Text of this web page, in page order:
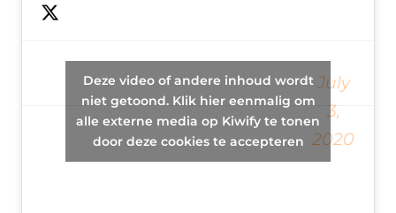
like each
other
decide on
behalf of
— ✨~JAMIE~✨
(@JAMIErightmeow)
July
3,
2020
Deze video of andere inhoud wordt
niet getoond. Klik hier eenmalig om
alle externe media op Kiwify te tonen
door deze cookies te accepteren